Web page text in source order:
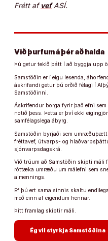
Frétt afvefASÍ.
Við þurfum á þér að halda
Þú getur tekið þátt í að byggja upp
Samstöðin er í eigu lesenda,
áskrifandi getur þú orðið félagi í
Samstöðinni.
Áskrifendur borga fyrir það efni
notið þess. Þetta er því ekki
samfélagslega ábyrg.
Samstöðin byrjaði sem
fréttavef, útvarps- og
sjónvarpsdagskrá.
Við trúum að Samstöðin skipti máli
róttæka umræðu um málefni sem
almennings.
Ef þú ert sama sinnis skaltu
með einn af eigendum hennar.
Þitt framlag skiptir máli.
Ég vil styrkja Samstöðina